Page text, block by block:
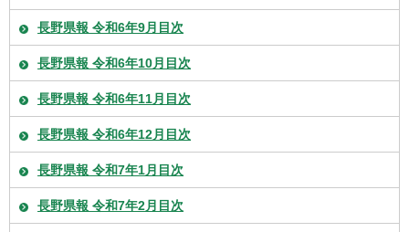
長野県報 令和6年9月目次
長野県報 令和6年10月目次
長野県報 令和6年11月目次
長野県報 令和6年12月目次
長野県報 令和7年1月目次
長野県報 令和7年2月目次